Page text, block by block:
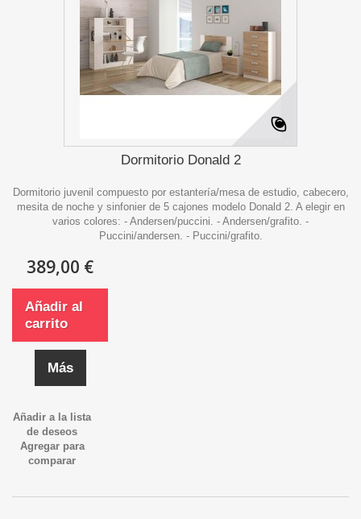
Dormitorio Donald 2
Dormitorio juvenil compuesto por estantería/mesa de estudio, cabecero,
mesita de noche y sinfonier de 5 cajones modelo Donald 2. A elegir en
varios colores: - Andersen/puccini. - Andersen/grafito. -
Puccini/andersen. - Puccini/grafito.
389,00 €
Añadir al
carrito
Más
Añadir a la lista
de deseos
Agregar para
comparar